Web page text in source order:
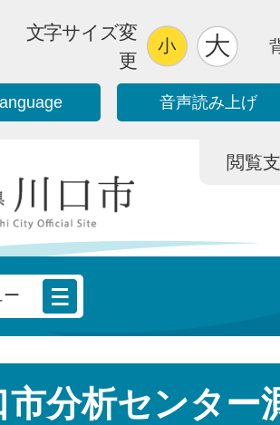
文字サイズ変
更
音声読み上げ
閲覧
ー
市分析センター